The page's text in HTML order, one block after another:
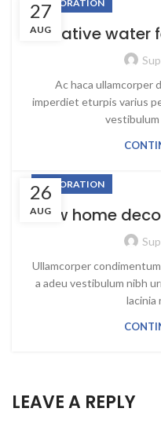
27
AUG
DECORATION
Creative water
Ac haca ullamcorper
imperdiet eturpis varius
vestibulum
26
AUG
DECORATION
New home
Ullamcorper
a adeu vestibulum nibh
lacinia
LEAVE A REPLY